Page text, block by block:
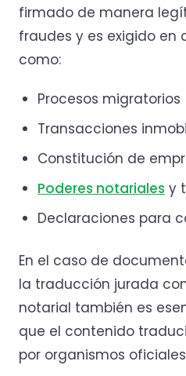
firmado de manera
fraudes y es exigido en
como:
Procesos migratorios
Transacciones
Constitución de
Poderes notariales y
Declaraciones para
En el caso de
la traducción jurada
notarial también es
que el contenido
por organismos